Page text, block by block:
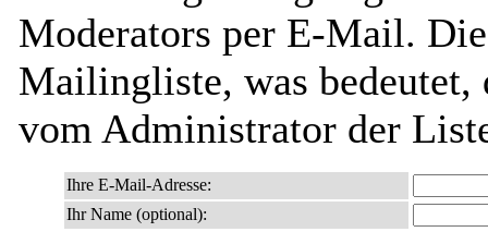
Moderators per E-Mail.
Mailingliste, was bedeutet,
vom Administrator der
Ihre E-Mail-Adresse:
Ihr Name (optional):